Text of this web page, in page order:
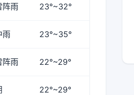
阵雨 23°~32°
雨 23°~35°
阵雨 22°~29°
22°~29°